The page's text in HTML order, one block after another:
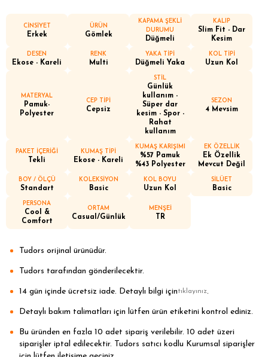
CİNSİYET
Erkek
ÜRÜN
Gömlek
KAPAMA ŞEKLİ
DURUMU
Düğmeli
KALIP
Slim Fit - Dar
Kesim
DESEN
Ekose - Kareli
RENK
Multi
YAKA TİPİ
Düğmeli Yaka
KOL TİPİ
Uzun Kol
MATERYAL
Pamuk-
Polyester
CEP TİPİ
Cepsiz
STİL
Günlük
kullanım -
Süper dar
kesim - Spor -
Rahat
kullanım
SEZON
4 Mevsim
PAKET İÇERİĞİ
Tekli
KUMAŞ TİPİ
Ekose - Kareli
KUMAŞ KARIŞIMI
%57 Pamuk
%43 Polyester
EK ÖZELLİK
Ek Özellik
Mevcut Değil
BOY / ÖLÇÜ
Standart
KOLEKSİYON
Basic
KOL BOYU
Uzun Kol
SİLÜET
Basic
PERSONA
Cool &
Comfort
ORTAM
Casual/Günlük
MENŞEİ
TR
Tudors orijinal ürünüdür.
Tudors tarafından gönderilecektir.
14 gün içinde ücretsiz iade. Detaylı bilgi içintıklayınız.
Detaylı bakım talimatları için lütfen ürün etiketini kontrol ediniz.
Bu üründen en fazla 10 adet sipariş verilebilir. 10 adet üzeri
siparişler iptal edilecektir. Tudors satıcı kodlu Kurumsal siparişler